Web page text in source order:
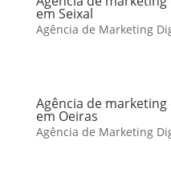
em Seixal
Agência de Marketing
Agência de
em Oeiras
Agência de Marketing